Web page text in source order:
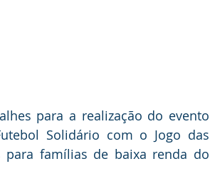
para a realização do evento
Solidário com o Jogo das
famílias de baixa renda do